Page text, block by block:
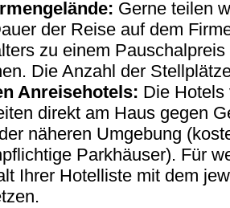
Gerne teilen
der Reise auf dem
zu einem
Die Anzahl der
Anreisehotels: Die Hotels
direkt am Haus gegen
näheren Umgebung
Parkhäuser). Für
Ihrer Hotelliste mit dem